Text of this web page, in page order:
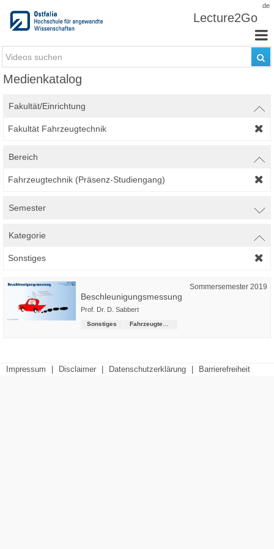
de
Lecture2Go
Medienkatalog
Fakultät/Einrichtung
Fakultät Fahrzeugtechnik
Bereich
Fahrzeugtechnik (Präsenz-Studiengang)
Semester
Kategorie
Sonstiges
Sommersemester 2019
Beschleunigungsmessung
Prof. Dr. D. Sabbert
Sonstiges
Impressum Disclaimer Datenschutzerklärung Barrierefreiheit